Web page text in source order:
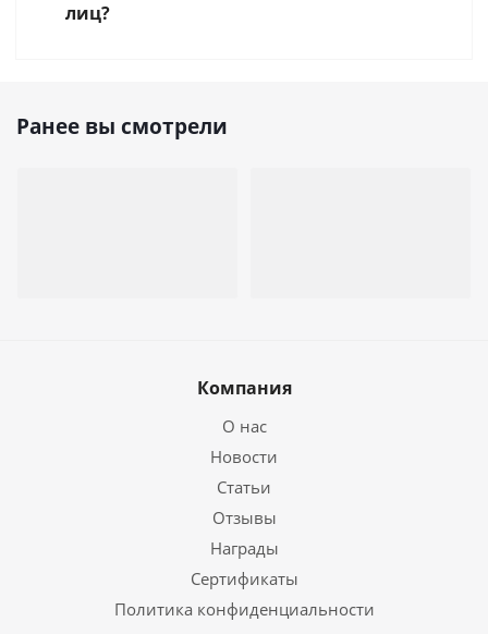
лиц?
Ранее вы смотрели
Компания
О нас
Новости
Статьи
Отзывы
Награды
Сертификаты
Политика конфиденциальности